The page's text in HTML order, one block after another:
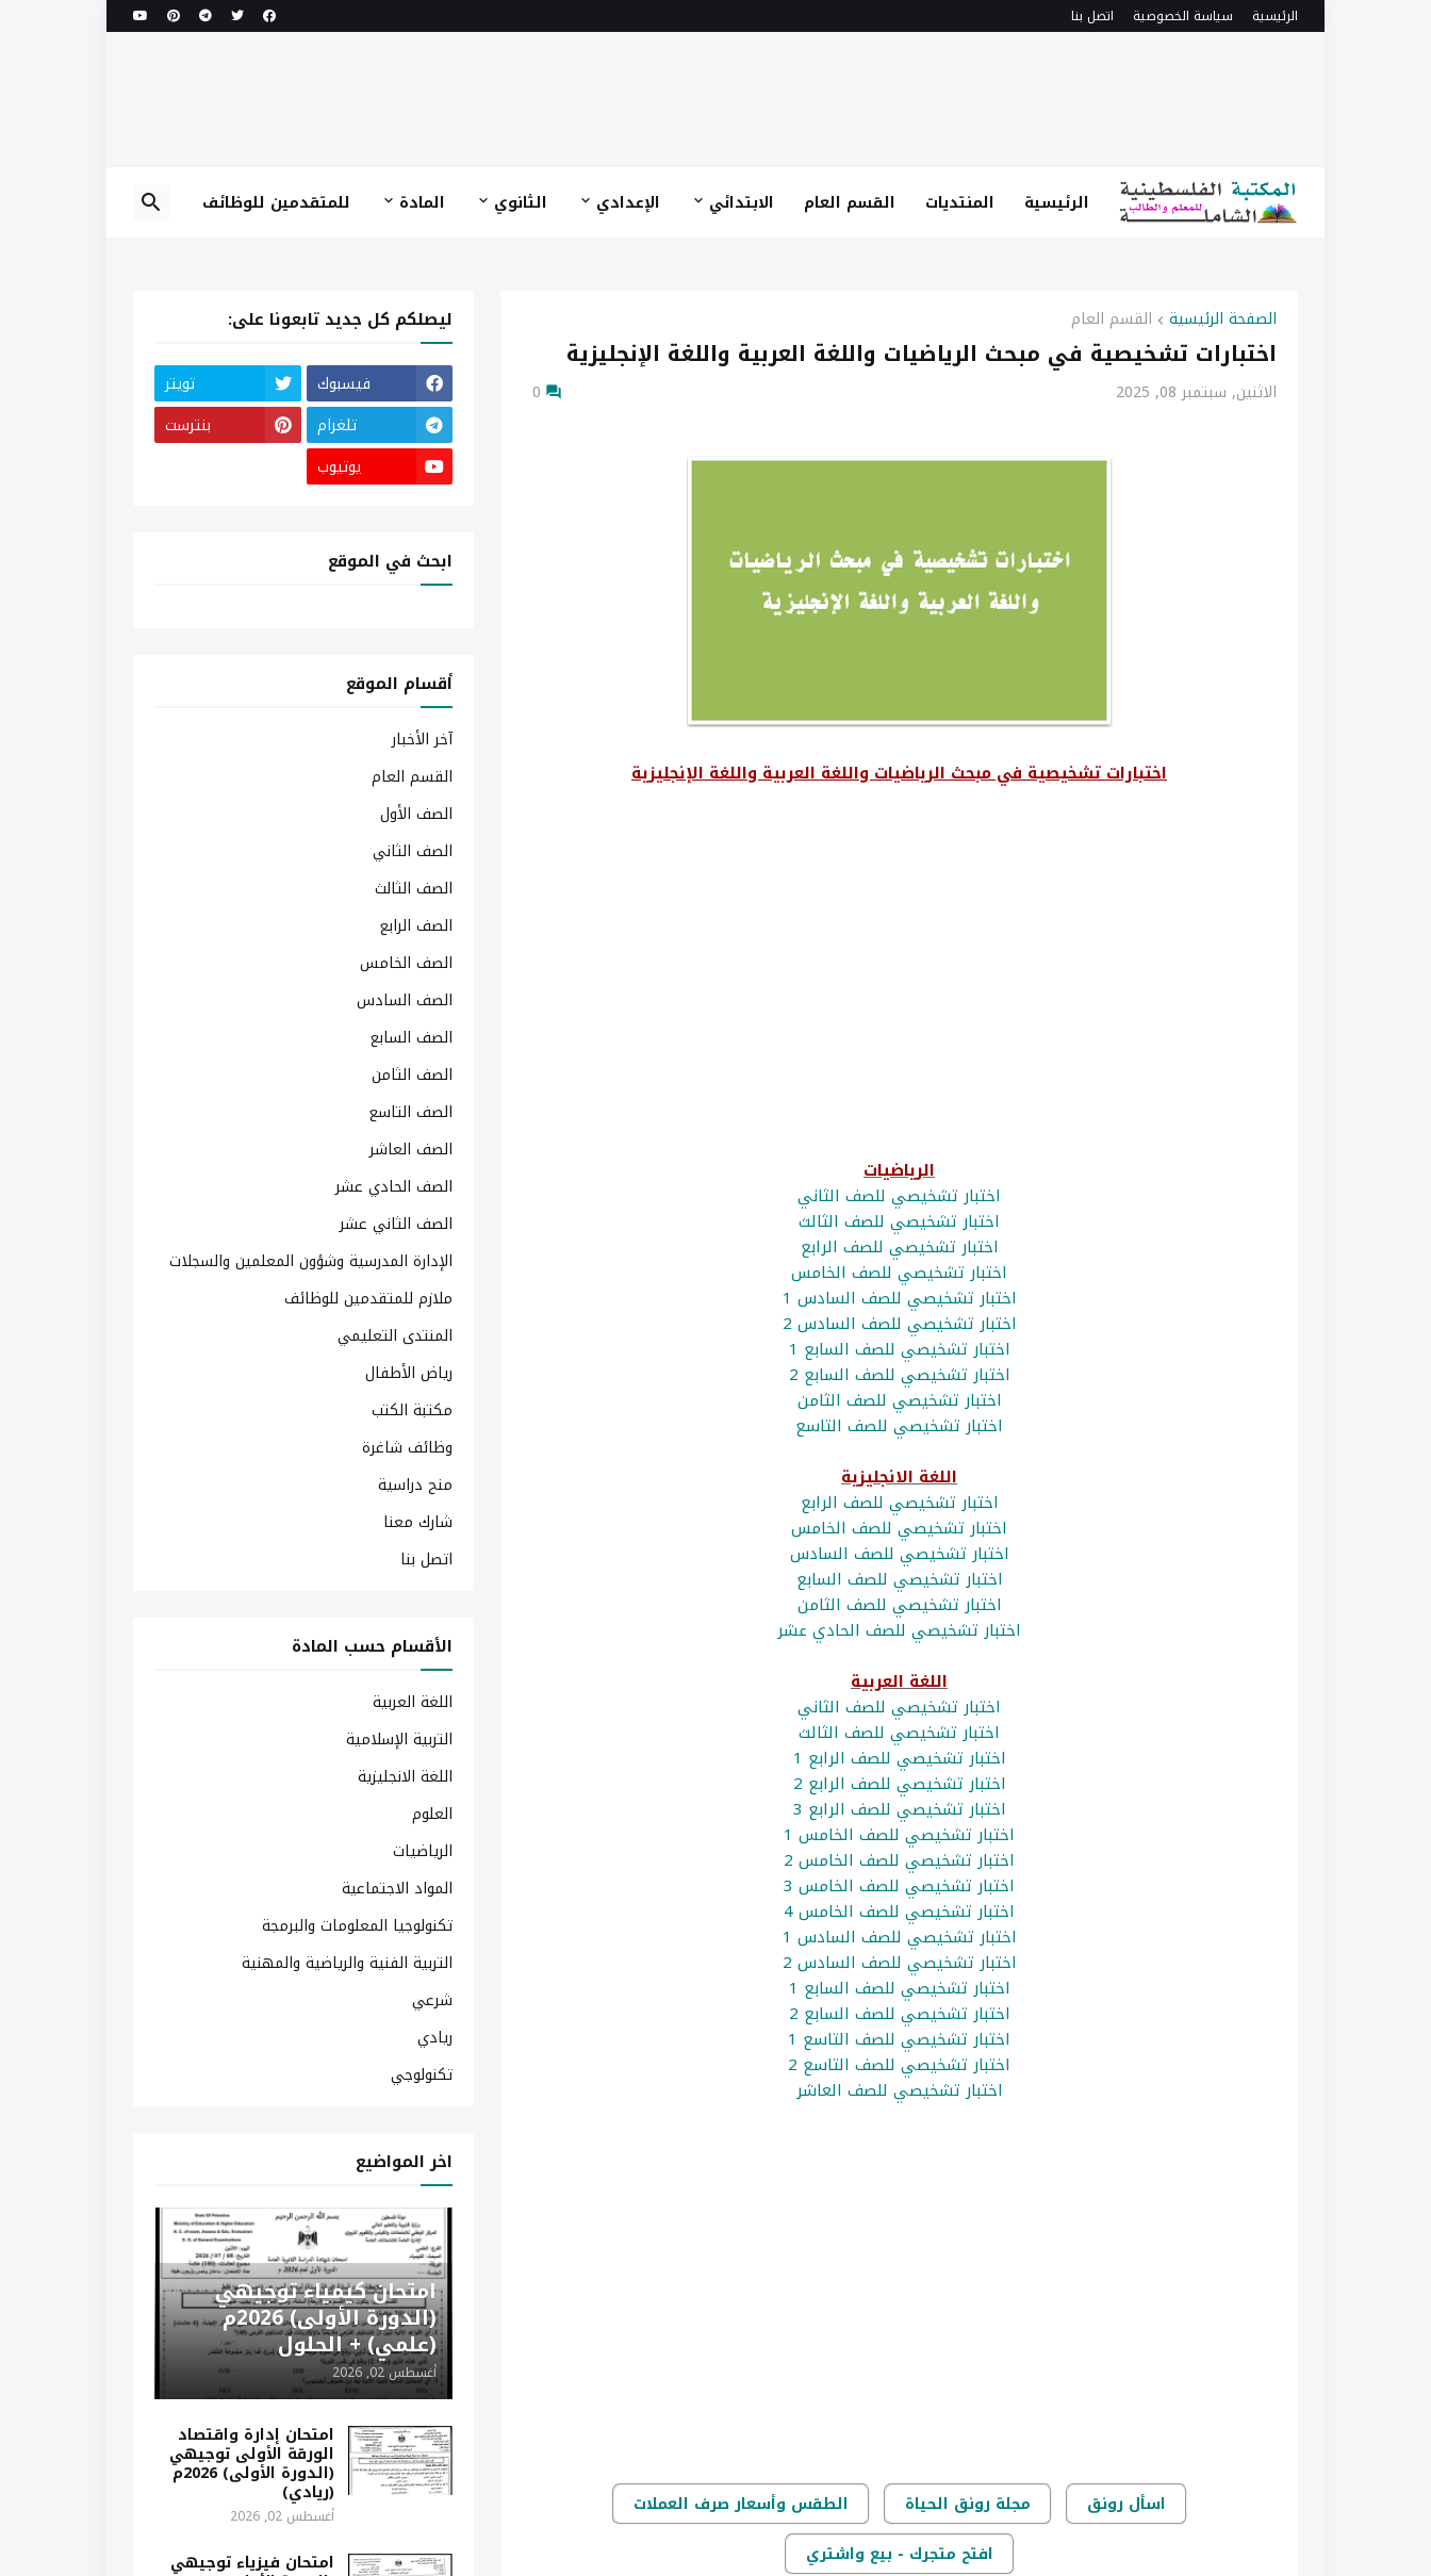
الرئيسية سياسة الخصوصية اتصل بنا
الرئيسية المنتديات القسم العام الابتدائي الإعدادي الثانوي المادة للمتقدمين للوظائف
الصفحة الرئيسية القسم العام
اختبارات تشخيصية في مبحث الرياضيات واللغة العربية واللغة الإنجليزية
الاثنين, سبتمبر 08, 2025 0
اختبارات تشخيصية في مبحث الرياضيات واللغة العربية واللغة الإنجليزية
الرياضيات
اختبار تشخيصي للصف الثاني
اختبار تشخيصي للصف الثالث
اختبار تشخيصي للصف الرابع
اختبار تشخيصي للصف الخامس
اختبار تشخيصي للصف السادس 1
اختبار تشخيصي للصف السادس 2
اختبار تشخيصي للصف السابع 1
اختبار تشخيصي للصف السابع 2
اختبار تشخيصي للصف الثامن
اختبار تشخيصي للصف التاسع
اللغة الانجليزية
اختبار تشخيصي للصف الرابع
اختبار تشخيصي للصف الخامس
اختبار تشخيصي للصف السادس
اختبار تشخيصي للصف السابع
اختبار تشخيصي للصف الثامن
اختبار تشخيصي للصف الحادي عشر
اللغة العربية
اختبار تشخيصي للصف الثاني
اختبار تشخيصي للصف الثالث
اختبار تشخيصي للصف الرابع 1
اختبار تشخيصي للصف الرابع 2
اختبار تشخيصي للصف الرابع 3
اختبار تشخيصي للصف الخامس 1
اختبار تشخيصي للصف الخامس 2
اختبار تشخيصي للصف الخامس 3
اختبار تشخيصي للصف الخامس 4
اختبار تشخيصي للصف السادس 1
اختبار تشخيصي للصف السادس 2
اختبار تشخيصي للصف السابع 1
اختبار تشخيصي للصف السابع 2
اختبار تشخيصي للصف التاسع 1
اختبار تشخيصي للصف التاسع 2
اختبار تشخيصي للصف العاشر
اسأل رونق مجلة رونق الحياة
الطقس وأسعار صرف العملات
افتح متجرك - بيع واشتري
ليصلكم كل جديد تابعونا على:
فيسبوك
تويتر
تلغرام
بنترست
يوتيوب
ابحث في الموقع
أقسام الموقع
آخر الأخبار
القسم العام
الصف الأول
الصف الثاني
الصف الثالث
الصف الرابع
الصف الخامس
الصف السادس
الصف السابع
الصف الثامن
الصف التاسع
الصف العاشر
الصف الحادي عشر
الصف الثاني عشر
الإدارة المدرسية وشؤون المعلمين والسجلات
ملازم للمتقدمين للوظائف
المنتدى التعليمي
رياض الأطفال
مكتبة الكتب
وظائف شاغرة
منح دراسية
شارك معنا
اتصل بنا
الأقسام حسب المادة
اللغة العربية
التربية الإسلامية
اللغة الانجليزية
العلوم
الرياضيات
المواد الاجتماعية
تكنولوجيا المعلومات والبرمجة
التربية الفنية والرياضية والمهنية
شرعي
ريادي
تكنولوجي
اخر المواضيع
امتحان كيمياء توجيهي
(الدورة الأولى) 2026م
(علمي) + الحلول
أغسطس 02, 2026
امتحان إدارة واقتصاد
الورقة الأولى توجيهي
(الدورة الأولى) 2026م
(ريادي)
أغسطس 02, 2026
امتحان فيزياء توجيهي